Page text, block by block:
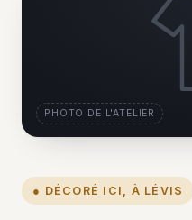
● DÉCORÉ ICI, À LÉVIS
PHOTO DE L'ATELIER